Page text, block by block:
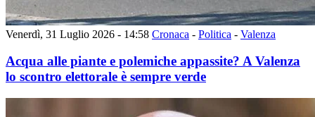
Venerdì, 31 Luglio 2026 - 14:58 Cronaca - Politica - Valenza
Acqua alle piante e polemiche appassite? A Valenza
lo scontro elettorale è sempre verde